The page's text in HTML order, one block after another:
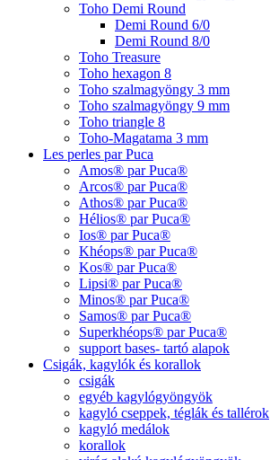
Toho Demi Round
Demi Round 6/0
Demi Round 8/0
Toho Treasure
Toho hexagon 8
Toho szalmagyöngy 3 mm
Toho szalmagyöngy 9 mm
Toho triangle 8
Toho-Magatama 3 mm
Les perles par Puca
Amos® par Puca®
Arcos® par Puca®
Athos® par Puca®
Hélios® par Puca®
Ios® par Puca®
Khéops® par Puca®
Kos® par Puca®
Lipsi® par Puca®
Minos® par Puca®
Samos® par Puca®
Superkhéops® par Puca®
support bases- tartó alapok
Csigák, kagylók és korallok
csigák
egyéb kagylógyöngyök
kagyló cseppek, téglák és tallérok
kagyló medálok
korallok